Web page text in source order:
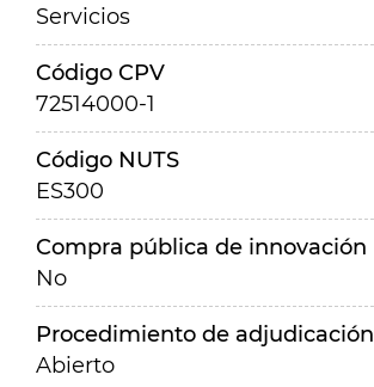
Servicios
Código CPV
72514000-1
Código NUTS
ES300
Compra pública de innovación
No
Procedimiento de adjudicación
Abierto